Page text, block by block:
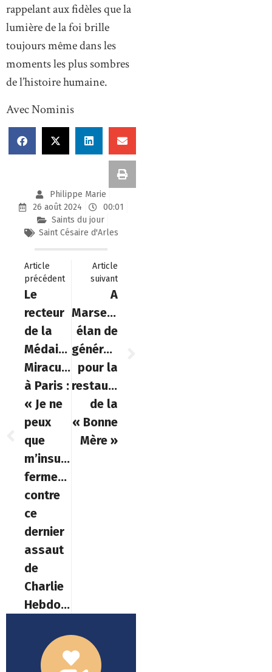
rappelant aux fidèles que la
lumière de la foi brille
toujours même dans les
moments les plus sombres
de l’histoire humaine.
Avec Nominis
Philippe Marie
26 août 2024
00:01
Saints du jour
Saint Césaire d'Arles
Article
précédent
Le
recteur
de la
Médaille
Miraculeuse
à Paris :
« Je ne
peux
que
m’insurger
fermement
contre
ce
dernier
assaut
de
Charlie
Hebdo »
Article
suivant
A
Marseille,
élan de
générosité
pour la
restauration
de la
« Bonne
Mère »